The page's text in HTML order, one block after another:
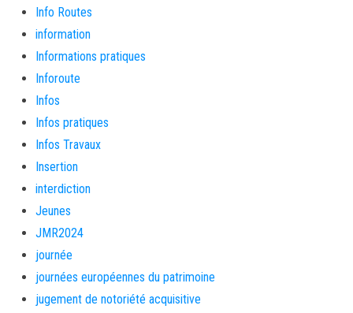
Info Routes
information
Informations pratiques
Inforoute
Infos
Infos pratiques
Infos Travaux
Insertion
interdiction
Jeunes
JMR2024
journée
journées européennes du patrimoine
jugement de notoriété acquisitive